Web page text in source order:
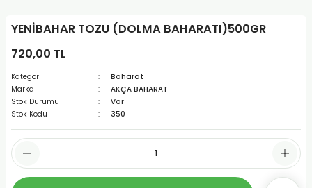
YENİBAHAR TOZU (DOLMA BAHARATI)500GR
720,00 TL
Kategori
Baharat
Marka
AKÇA BAHARAT
Stok Durumu
Var
Stok Kodu
350